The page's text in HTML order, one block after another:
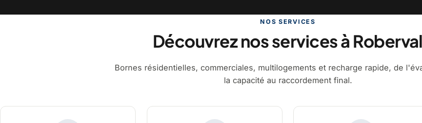
NOS SERVICES
Découvrez nos services à Roberval
Bornes résidentielles, commerciales, multilogements et recharge rapide, de
la capacité au raccordement final.